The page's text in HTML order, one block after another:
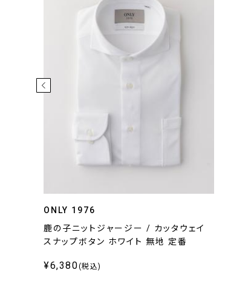
ONLY 1976
鹿の子ニットジャージー / カッタウェイ
スナップボタン ホワイト 無地 定番
¥6,380(税込)